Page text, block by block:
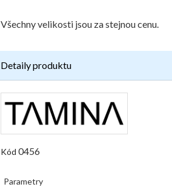
Všechny velikosti jsou za stejnou cenu.
Detaily produktu
Kód 0456
Parametry